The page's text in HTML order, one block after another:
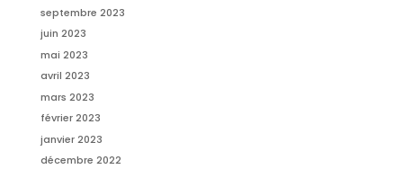
septembre 2023
juin 2023
mai 2023
avril 2023
mars 2023
février 2023
janvier 2023
décembre 2022